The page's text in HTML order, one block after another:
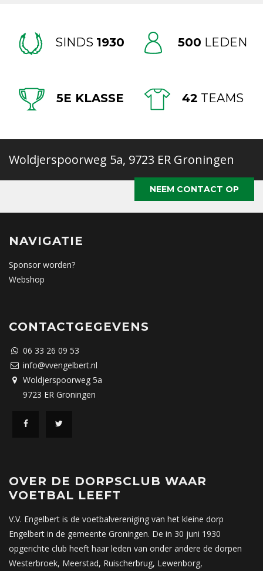
SINDS 1930 500 LEDEN
5E KLASSE 42 TEAMS
Woldjerspoorweg 5a, 9723 ER Groningen
NEEM CONTACT OP
NAVIGATIE
Sponsor worden?
Webshop
CONTACTGEGEVENS
06 33 26 09 53
info@vvengelbert.nl
Woldjerspoorweg 5a
9723 ER Groningen
OVER DE DORPSCLUB WAAR
VOETBAL LEEFT
V.V. Engelbert is de voetbalvereniging van het kleine dorp
Engelbert in de gemeente Groningen. De in 30 juni 1930
opgerichte club heeft haar leden van onder andere de dorpen
Westerbroek, Meerstad, Ruischerbrug, Lewenborg,